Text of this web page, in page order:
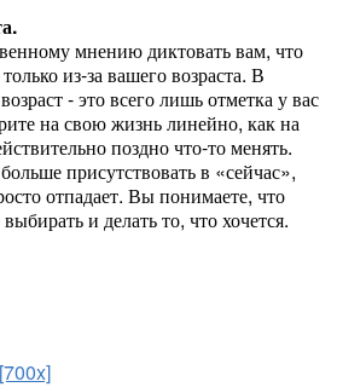
мнению диктовать вам, что
из-за вашего возраста. В
- это всего лишь отметка у вас
на свою жизнь линейно, как на
поздно что-то менять.
присутствовать в «сейчас»,
отпадает. Вы понимаете, что
и делать то, что хочется.
[700x]